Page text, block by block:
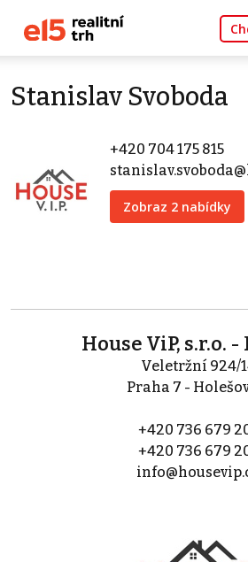
Stanislav Svoboda
+420 704 175 815
Zobraz 2 nabídky
House ViP, s.r.o. -
Veletržní 924/
Praha 7 -
+420 736 679
+420 736 679